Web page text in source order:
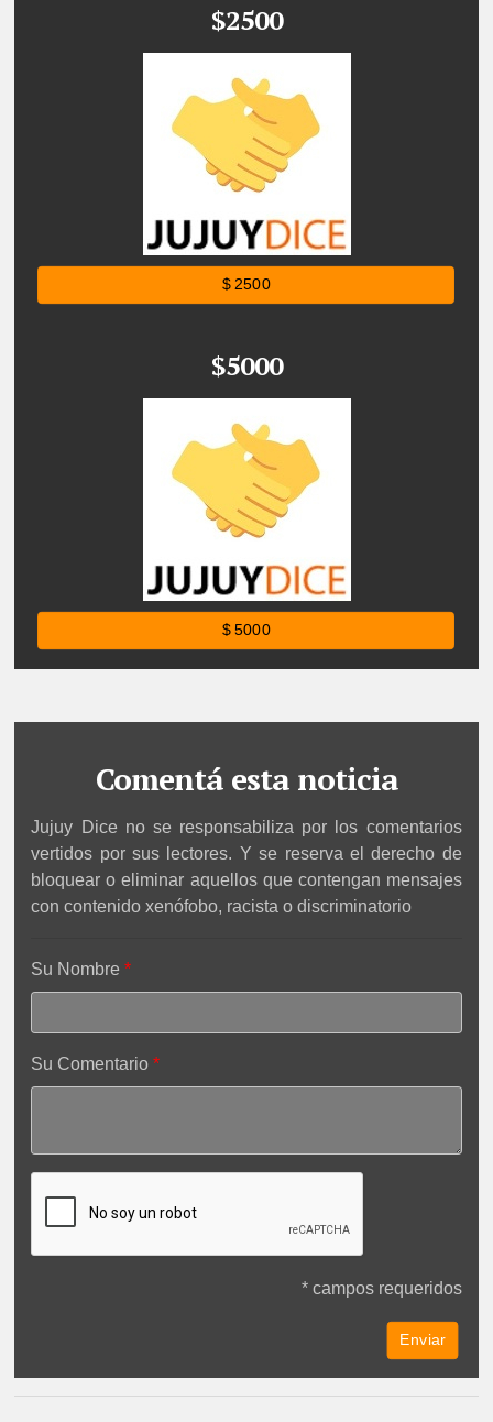
$2500
$ 2500
$5000
$ 5000
Comentá esta noticia
Jujuy Dice no se responsabiliza por los comentarios
vertidos por sus lectores. Y se reserva el derecho de
bloquear o eliminar aquellos que contengan mensajes
con contenido xenófobo, racista o discriminatorio
Su Nombre
Su Comentario
* campos requeridos